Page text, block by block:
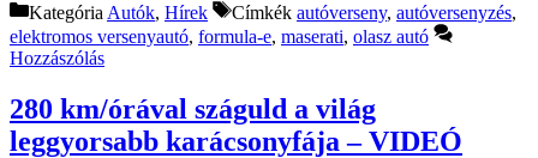
Kategória Autók, Hírek Címkék autóverseny, autóversenyzés,
elektromos versenyautó, formula-e, maserati, olasz autó
Hozzászólás
280 km/órával száguld a világ
leggyorsabb karácsonyfája – VIDEÓ